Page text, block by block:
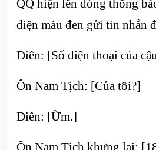
QQ hiện lên dòng thông
diện màu đen gửi tin nhắn
Diên: [Số điện thoại của
Ôn Nam Tịch: [Của tôi?]
Diên: [Ừm.]
Ôn Nam Tịch khựng lại: